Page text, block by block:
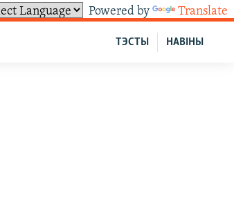
Powered by Translate
НАВІНЫ
ТЭСТЫ